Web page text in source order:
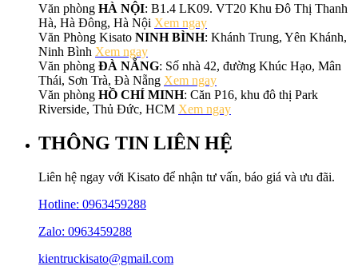
Văn phòng HÀ NỘI: B1.4 LK09. VT20 Khu Đô Thị Thanh
Hà, Hà Đông, Hà Nội Xem ngay
Văn Phòng Kisato NINH BÌNH: Khánh Trung, Yên Khánh,
Ninh Bình Xem ngay
Văn phòng ĐÀ NẴNG: Số nhà 42, đường Khúc Hạo, Mân
Thái, Sơn Trà, Đà Nẵng Xem ngay
Văn phòng HỒ CHÍ MINH: Căn P16, khu đô thị Park
Riverside, Thủ Đức, HCM Xem ngay
THÔNG TIN LIÊN HỆ
Liên hệ ngay với Kisato để nhận tư vấn, báo giá và ưu đãi.
Hotline: 0963459288
Zalo: 0963459288
kientruckisato@gmail.com